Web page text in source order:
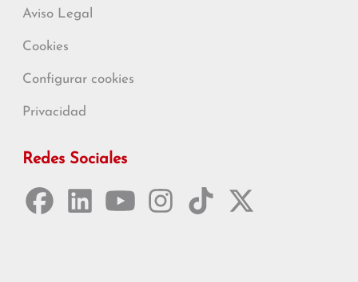
Aviso Legal
Cookies
Configurar cookies
Privacidad
Redes Sociales